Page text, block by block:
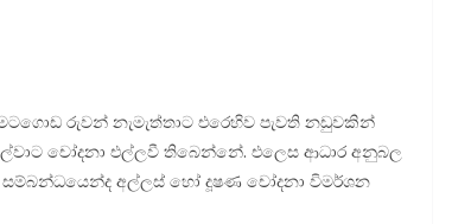
රුවන් නැමැත්තාට එරෙහිව පැවති නඩුවකින්
චෝදනා එල්ලවී තිබෙන්නේ. එලෙස ආධාර අනුබල
සම්බන්ධයෙන්ද අල්ලස් හෝ දූෂණ චෝදනා විමර්ශන